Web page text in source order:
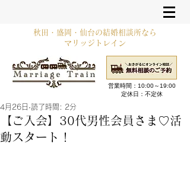
秋田・盛岡・仙台の結婚相談所なら
マリッジトレイン
営業時間：10:00～19:00​
定休日：不定休
【ご入会】30代男性会員さま♡活
動スタート！
4月26日 読了時間: 2分